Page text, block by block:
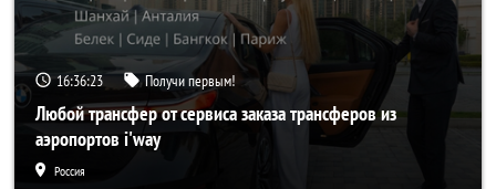
16:36:20 Получи первым!
Любой трансфер от сервиса заказа трансферов из
аэропортов i'way
Россия